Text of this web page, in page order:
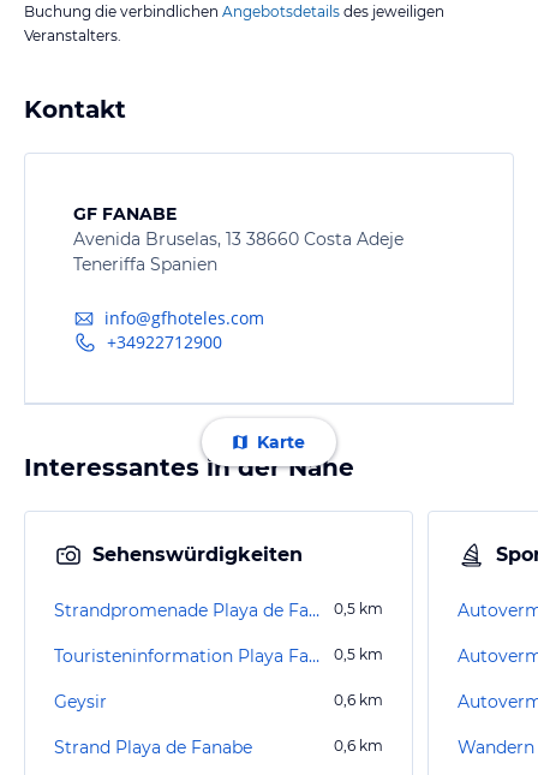
Buchung die verbindlichen Angebotsdetails des jeweiligen
Veranstalters.
Kontakt
GF FANABE
Avenida Bruselas, 13 38660 Costa Adeje
Teneriffa Spanien
info@gfhoteles.com
+34922712900
Karte
Interessantes in der Nähe
Sehenswürdigkeiten
Strandpromenade Playa de Fanabe 0,5 km
Touristeninformation Playa Fañabé 0,5 km
Geysir 0,6 km
Strand Playa de Fanabe 0,6 km